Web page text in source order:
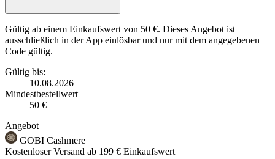
Gültig ab einem Einkaufswert von 50 €. Dieses Angebot ist
ausschließlich in der App einlösbar und nur mit dem angegebenen
Code gültig.
Gültig bis:
10.08.2026
Mindestbestellwert
50 €
Angebot
GOBI Cashmere
Kostenloser Versand ab 199 € Einkaufswert